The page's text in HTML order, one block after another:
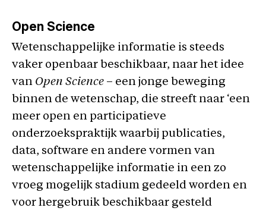
Open Science
Wetenschappelijke informatie is steeds
vaker openbaar beschikbaar, naar het idee
van Open Science – een jonge beweging
binnen de wetenschap, die streeft naar ‘een
meer open en participatieve
onderzoekspraktijk waarbij publicaties,
data, software en andere vormen van
wetenschappelijke informatie in een zo
vroeg mogelijk stadium gedeeld worden en
voor hergebruik beschikbaar gesteld